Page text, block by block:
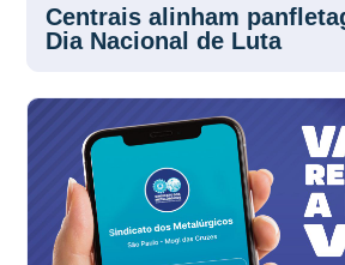
Centrais alinham
Dia Nacional de Luta